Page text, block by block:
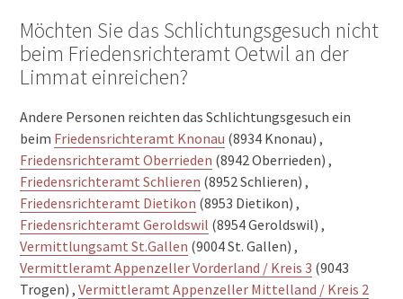
Möchten Sie das Schlichtungsgesuch nicht
beim Friedensrichteramt Oetwil an der
Limmat einreichen?
Andere Personen reichten das Schlichtungsgesuch ein
beim Friedensrichteramt Knonau (8934 Knonau) ,
Friedensrichteramt Oberrieden (8942 Oberrieden) ,
Friedensrichteramt Schlieren (8952 Schlieren) ,
Friedensrichteramt Dietikon (8953 Dietikon) ,
Friedensrichteramt Geroldswil (8954 Geroldswil) ,
Vermittlungsamt St.Gallen (9004 St. Gallen) ,
Vermittleramt Appenzeller Vorderland / Kreis 3 (9043
Trogen) ,Vermittleramt Appenzeller Mittelland / Kreis 2